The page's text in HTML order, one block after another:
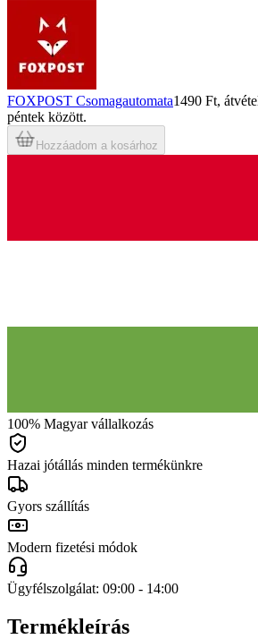
FOXPOST Csomagautomata1490 Ft,
péntek között.
Hozzáadom a kosárhoz
100% Magyar vállalkozás
Hazai jótállás minden termékünkre
Gyors szállítás
Modern fizetési módok
Ügyfélszolgálat: 09:00 - 14:00
Termékleírás